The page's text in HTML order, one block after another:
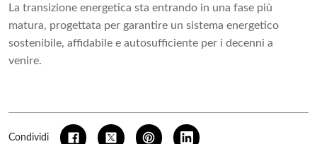
La transizione energetica sta entrando in una fase più
matura, progettata per garantire un sistema energetico
sostenibile, affidabile e autosufficiente per i decenni a
venire.
Condividi